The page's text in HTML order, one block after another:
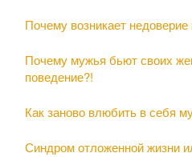
Почему возникает
Почему мужья бьют своих
поведение?!
Как заново влюбить в себя
Синдром отложенной жизни